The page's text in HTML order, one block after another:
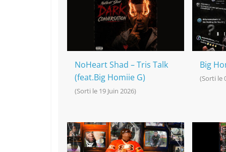
o at p
NoHeart Shad – Tris Talk
(feat.Big Homiie G)
(Sorti le 19 Juin 2026)
Big
(Sorti le